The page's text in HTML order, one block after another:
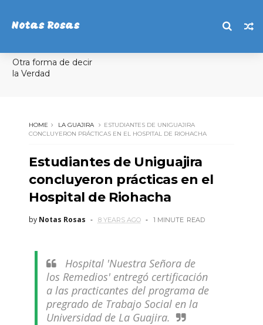
Notas Rosas
Otra forma de decir
la Verdad
HOME LA GUAJIRA
ESTUDIANTES DE UNIGUAJIRA
CONCLUYERON PRÁCTICAS EN EL HOSPITAL DE RIOHACHA
Estudiantes de Uniguajira
concluyeron prácticas en el
Hospital de Riohacha
by Notas Rosas 8 YEARS AGO 1 MINUTE READ
Hospital 'Nuestra Señora de
los Remedios' entregó certificación
a las practicantes del programa de
pregrado de Trabajo Social en la
Universidad de La Guajira.